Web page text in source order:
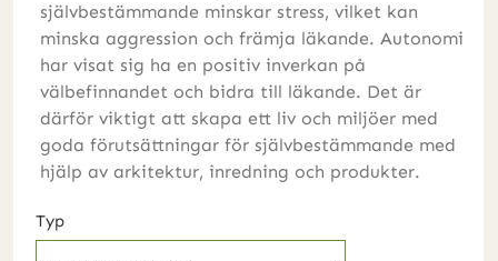
självbestämmande minskar stress, vilket kan
minska aggression och främja läkande. Autonomi
har visat sig ha en positiv inverkan på
välbefinnandet och bidra till läkande. Det är
därför viktigt att skapa ett liv och miljöer med
goda förutsättningar för självbestämmande med
hjälp av arkitektur, inredning och produkter.
Typ